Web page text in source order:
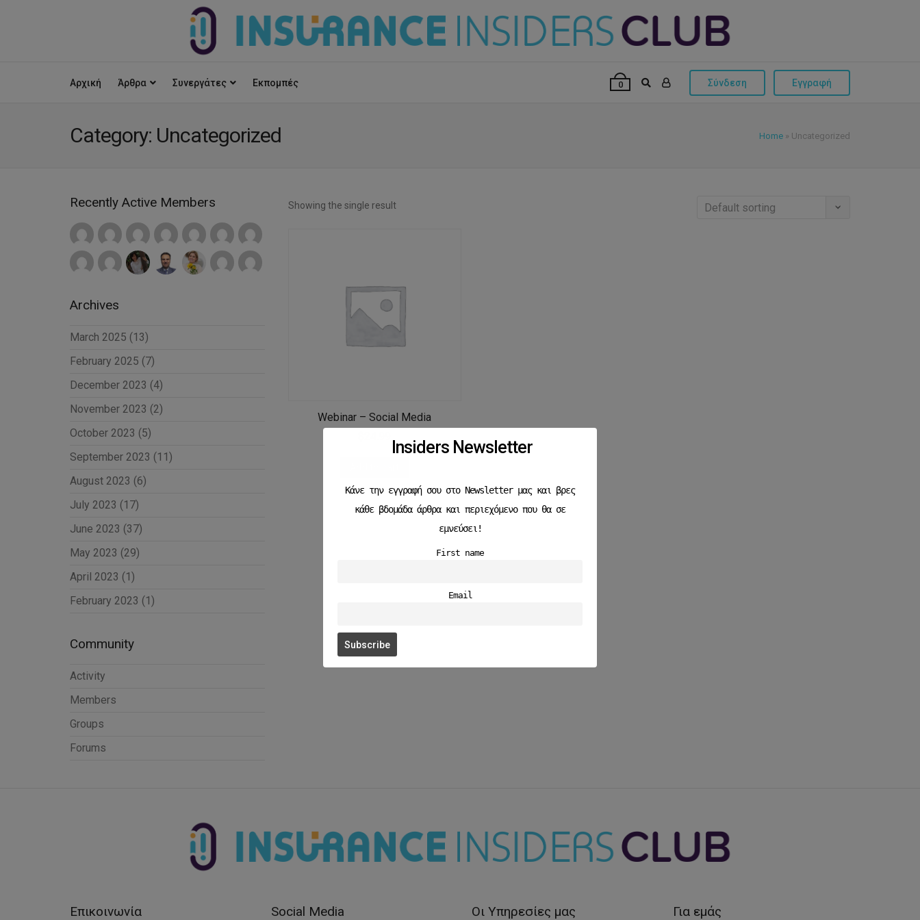
Αρχική Άρθρα Συνεργάτες Εκπομπές 0 Σύνδεση Εγγραφή
Home » Uncategorized
Category: Uncategorized
Showing the single result
Webinar – Social Media
Recently Active Members
Archives
March 2025 (13)
February 2025 (7)
December 2023 (4)
November 2023 (2)
October 2023 (5)
September 2023 (11)
August 2023 (6)
July 2023 (17)
June 2023 (37)
May 2023 (29)
April 2023 (1)
February 2023 (1)
Community
Activity
Members
Groups
Forums
Επικοινωνία Social Media Οι Υπηρεσίες μας Για εμάς
Insiders Newsletter
Κάνε την εγγραφή σου στο Newsletter μας και βρες
κάθε βδομάδα άρθρα και περιεχόμενο που θα σε
εμνεύσει!
First name
Email